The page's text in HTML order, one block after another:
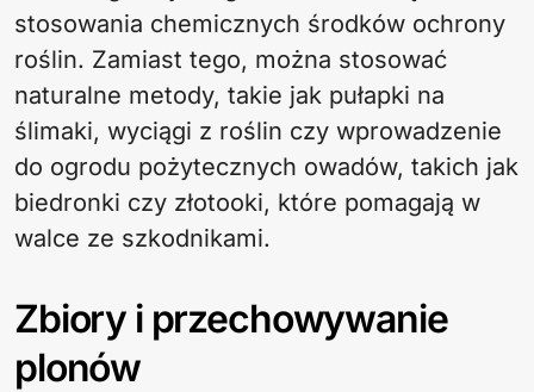
stosowania chemicznych środków ochrony
roślin. Zamiast tego, można stosować
naturalne metody, takie jak pułapki na
ślimaki, wyciągi z roślin czy wprowadzenie
do ogrodu pożytecznych owadów, takich jak
biedronki czy złotooki, które pomagają w
walce ze szkodnikami.
Zbiory i przechowywanie
plonów